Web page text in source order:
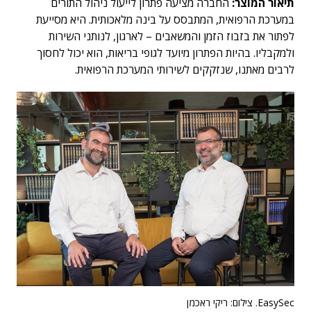
במערכת הרפואית, המתבסס על בינה מלאכותית. היא מסייעת
לפתור את בזבוז הזמן והמשאבים – לארגון, לנותני השירות
ולמקבליו. בהיות הפתרון מיועד לגופי בריאות, הוא יכול לחסוך
לרבים מאתנו, שנזקקים לשירותי המערכת הרפואית.
EasySec. צילום: ריקי ראכמן